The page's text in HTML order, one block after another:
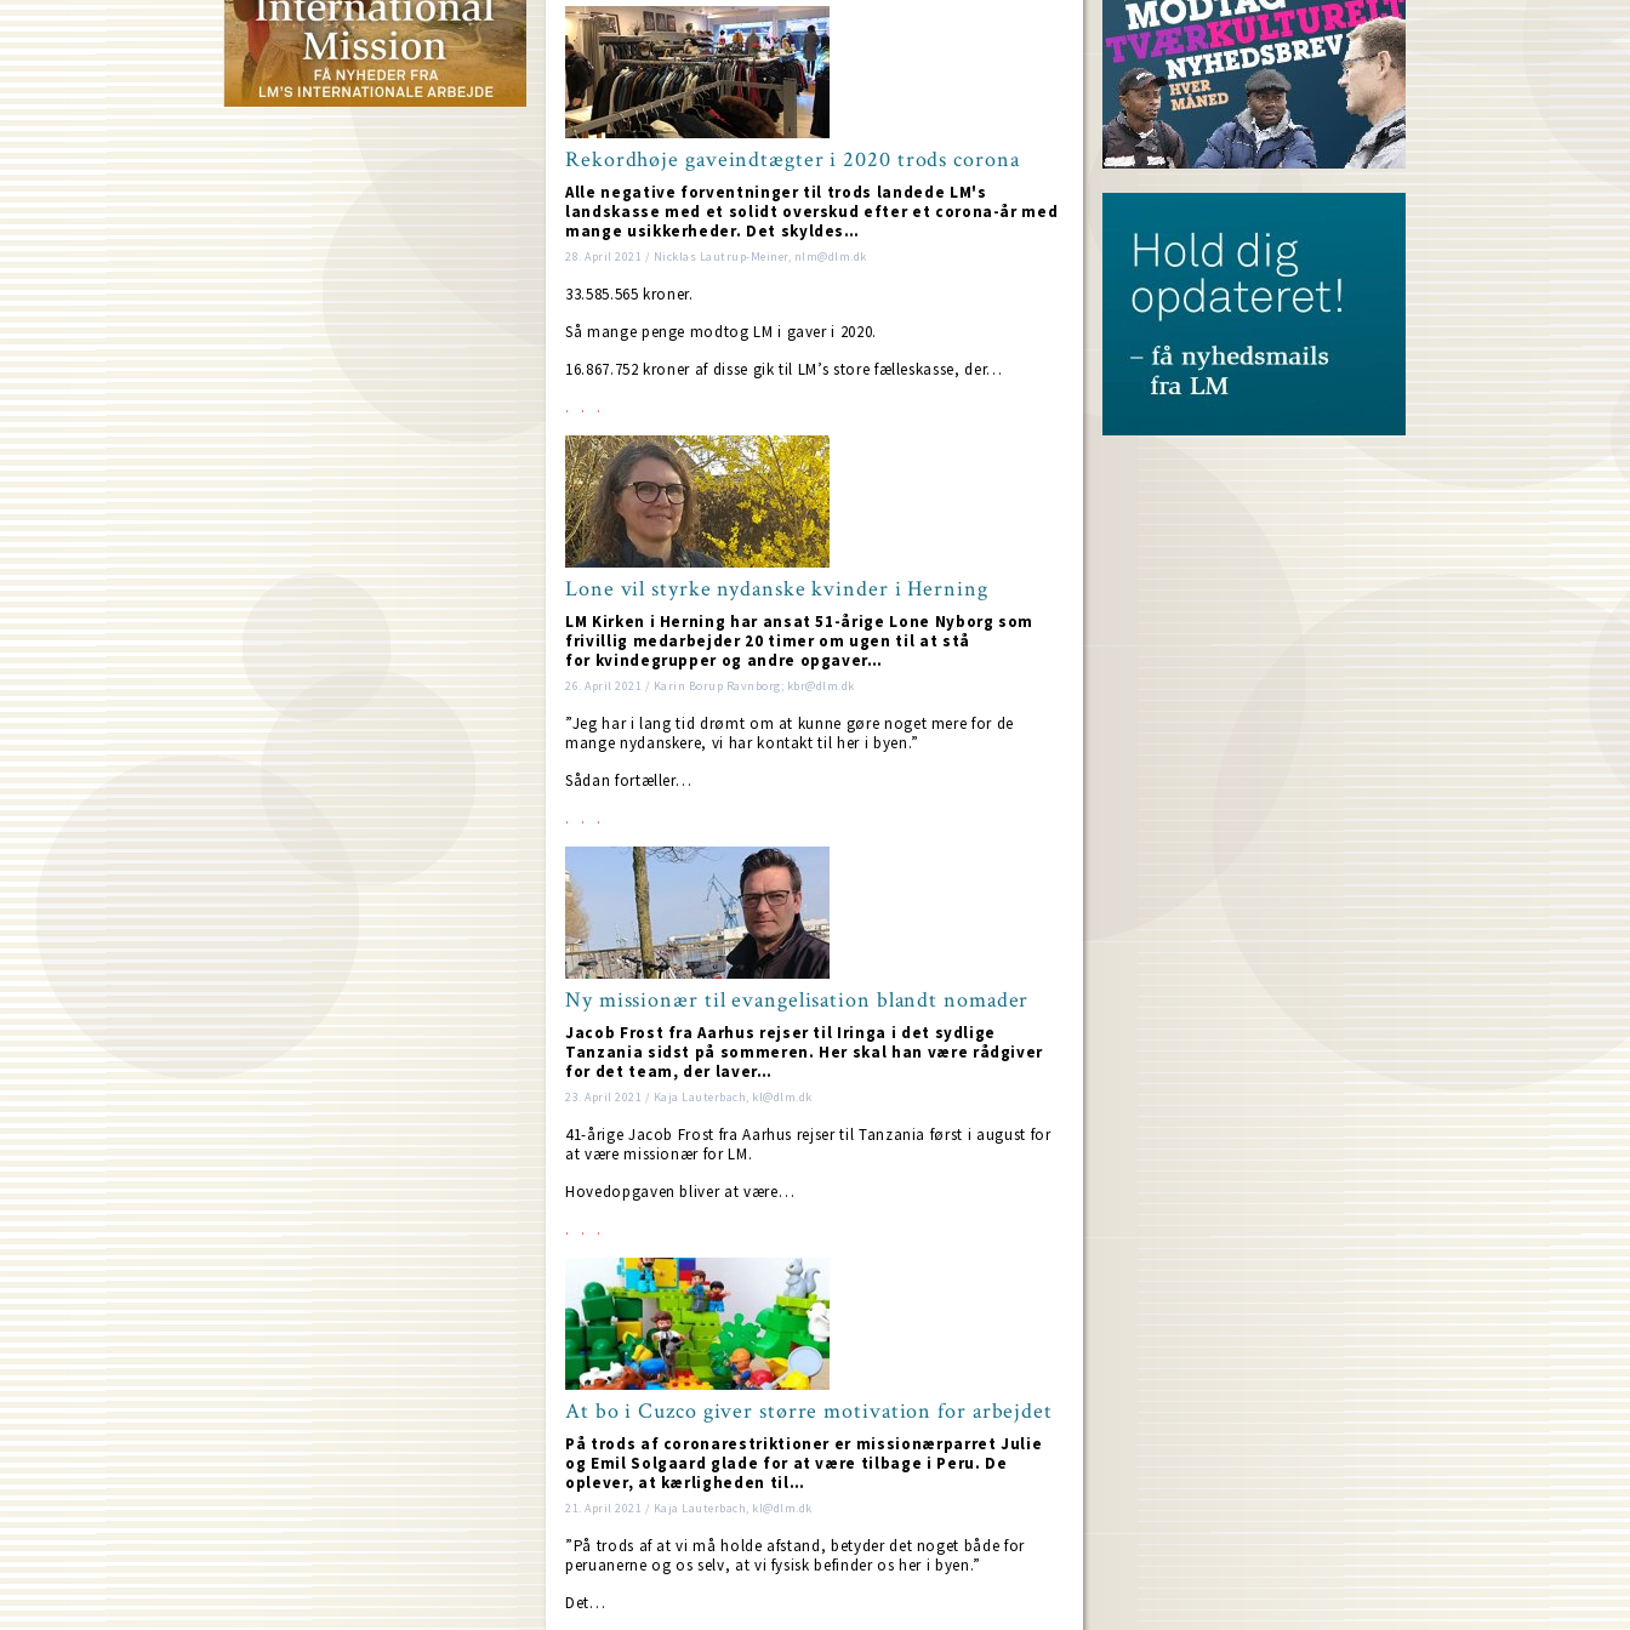
Rekordhøje gaveindtægter i 2020 trods corona
Alle negative forventninger til trods landede LM's
landskasse med et solidt overskud efter et corona-år med
mange usikkerheder. Det skyldes…
28. April 2021 / Nicklas Lautrup-Meiner, nlm@dlm.dk
33.585.565 kroner.
Så mange penge modtog LM i gaver i 2020.
16.867.752 kroner af disse gik til LM’s store fælleskasse, der…
Lone vil styrke nydanske kvinder i Herning
LM Kirken i Herning har ansat 51-årige Lone Nyborg som
frivillig medarbejder 20 timer om ugen til at stå
for kvindegrupper og andre opgaver…
26. April 2021 / Karin Borup Ravnborg; kbr@dlm.dk
”Jeg har i lang tid drømt om at kunne gøre noget mere for de
mange nydanskere, vi har kontakt til her i byen.”
Sådan fortæller…
Ny missionær til evangelisation blandt nomader
Jacob Frost fra Aarhus rejser til Iringa i det sydlige
Tanzania sidst på sommeren. Her skal han være rådgiver
for det team, der laver…
23. April 2021 / Kaja Lauterbach, kl@dlm.dk
41-årige Jacob Frost fra Aarhus rejser til Tanzania først i august for
at være missionær for LM.
Hovedopgaven bliver at være…
At bo i Cuzco giver større motivation for arbejdet
På trods af coronarestriktioner er missionærparret Julie
og Emil Solgaard glade for at være tilbage i Peru. De
oplever, at kærligheden til…
21. April 2021 / Kaja Lauterbach, kl@dlm.dk
”På trods af at vi må holde afstand, betyder det noget både for
peruanerne og os selv, at vi fysisk befinder os her i byen.”
Det…